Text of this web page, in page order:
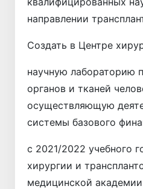
направлении
Создать в Центре
научную лабораторию
органов и тканей
осуществляющую
системы базового
с 2021/2022 учебного
хирургии и
медицинской